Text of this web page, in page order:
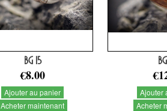
BG 15
€8.00
Ajouter au panier
Acheter maintenant
Ajouter
Acheter